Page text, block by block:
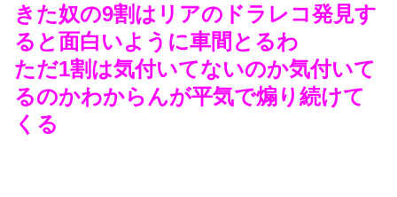
きた奴の9割はリアのドラレコ発見す
ると面白いように車間とるわ
ただ1割は気付いてないのか気付いて
るのかわからんが平気で煽り続けて
くる